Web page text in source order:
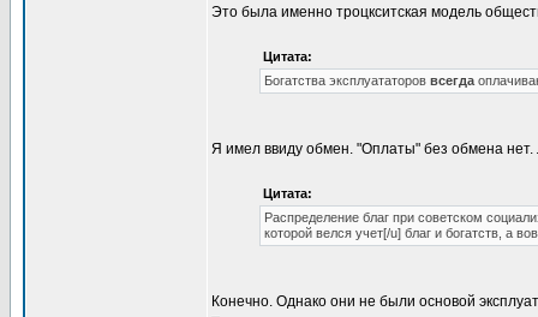
Это была именно троцкситская модель
Цитата:
Богатства эксплуататоров всегда
Я имел ввиду обмен. "Оплаты" без обмена
Цитата:
Распределение благ при советском
которой велся учет[/u] благ и богатств, а
Конечно. Однако они не были основой